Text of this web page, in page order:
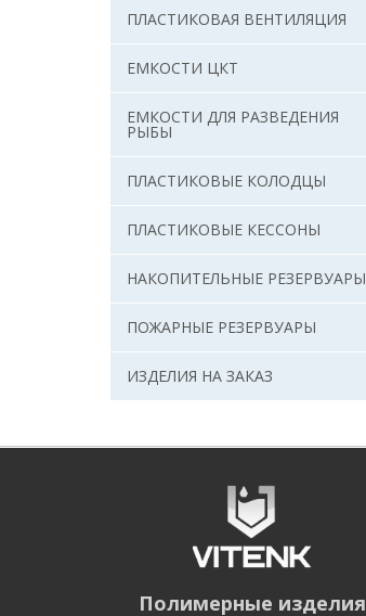
ПЛАСТИКОВАЯ ВЕНТИЛЯЦИЯ
ЕМКОСТИ ЦКТ
ЕМКОСТИ ДЛЯ РАЗВЕДЕНИЯ
РЫБЫ
ПЛАСТИКОВЫЕ КОЛОДЦЫ
ПЛАСТИКОВЫЕ КЕССОНЫ
НАКОПИТЕЛЬНЫЕ РЕЗЕРВУАРЫ
ПОЖАРНЫЕ РЕЗЕРВУАРЫ
ИЗДЕЛИЯ НА ЗАКАЗ
Полимерные изделия